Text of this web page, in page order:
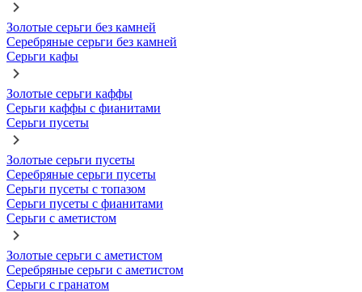
Золотые серьги без камней
Серебряные серьги без камней
Серьги кафы
Золотые серьги каффы
Серьги каффы с фианитами
Серьги пусеты
Золотые серьги пусеты
Серебряные серьги пусеты
Серьги пусеты с топазом
Серьги пусеты с фианитами
Серьги с аметистом
Золотые серьги с аметистом
Серебряные серьги с аметистом
Серьги с гранатом